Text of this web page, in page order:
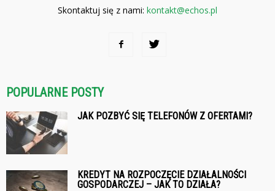
Skontaktuj się z nami: kontakt@echos.pl
POPULARNE POSTY
JAK POZBYĆ SIĘ TELEFONÓW Z OFERTAMI?
KREDYT NA ROZPOCZĘCIE DZIAŁALNOŚCI
GOSPODARCZEJ – JAK TO DZIAŁA?